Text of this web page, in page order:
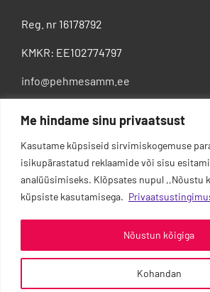
Me hindame sinu privaatsust
Kasutame küpsiseid sirvimiskogemuse
isikupärastatud reklaamide või sisu
analüüsimiseks. Klõpsates nupul ,,Nõustu
küpsiste kasutamisega.
Kohandan
Nõustun kõigiga
Reg. nr 16178792
KMKR: EE102774797
info@pehmesamm.ee